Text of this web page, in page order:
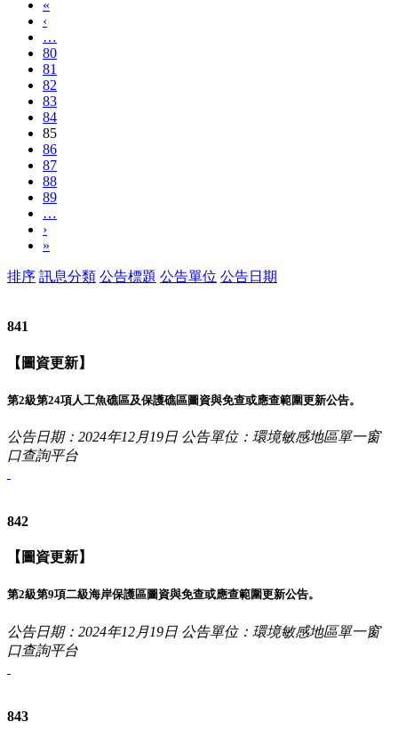
«
‹
…
80
81
82
83
84
85
86
87
88
89
…
›
»
排序 訊息分類 公告標題 公告單位 公告日期
841
【圖資更新】
第2級第24項人工魚礁區及保護礁區圖資與免查或應查範圍更新公告。
公告日期：2024年12月19日 公告單位：環境敏感地區單一窗
口查詢平台
842
【圖資更新】
第2級第9項二級海岸保護區圖資與免查或應查範圍更新公告。
公告日期：2024年12月19日 公告單位：環境敏感地區單一窗
口查詢平台
843